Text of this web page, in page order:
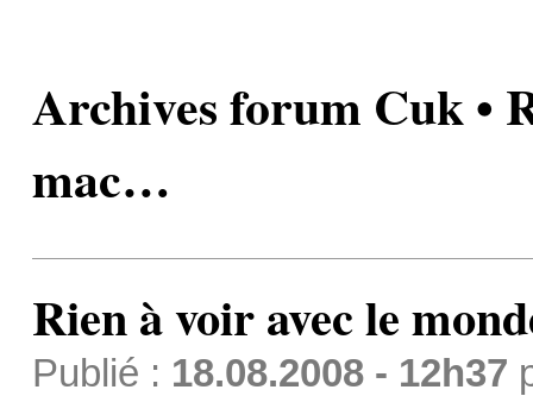
Archives forum Cuk •
mac…
Rien à voir avec le
Publié : 18.08.2008 - 12h37